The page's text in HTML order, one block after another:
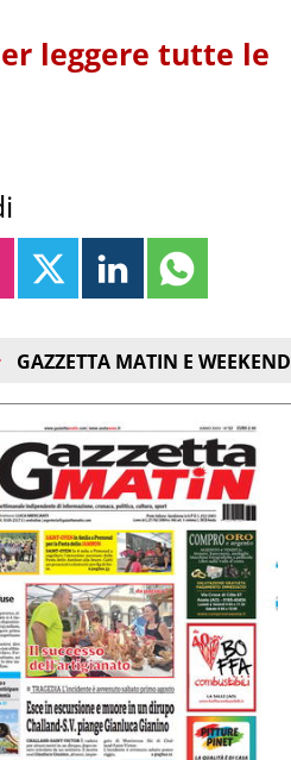
leggere tutte le
GAZZETTA MATIN E WEEKEND